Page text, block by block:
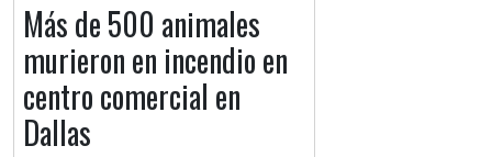
Más de 500 animales
murieron en incendio en
centro comercial en
Dallas